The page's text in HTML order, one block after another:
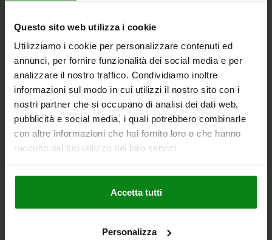
Questo sito web utilizza i cookie
Utilizziamo i cookie per personalizzare contenuti ed
annunci, per fornire funzionalità dei social media e per
analizzare il nostro traffico. Condividiamo inoltre
informazioni sul modo in cui utilizzi il nostro sito con i
nostri partner che si occupano di analisi dei dati web,
pubblicità e social media, i quali potrebbero combinarle
con altre informazioni che hai fornito loro o che hanno
raccolto dal tuo utilizzo dei loro servizi.
Accetta tutti
Personalizza
Numero d’ordine: 04232-1501106
7,28 €
più le spese di spedizione
DETTAGLI
04232 IG